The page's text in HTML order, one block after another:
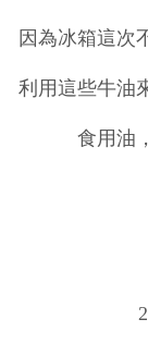
因為冰箱這次
利用這些牛油
食用油